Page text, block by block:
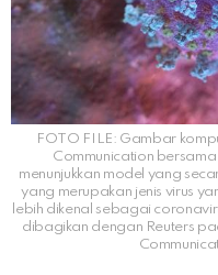
FOTO FILE: Gambar
Communication
menunjukkan model yang
yang merupakan jenis virus
lebih dikenal sebagai
dibagikan dengan Reuters